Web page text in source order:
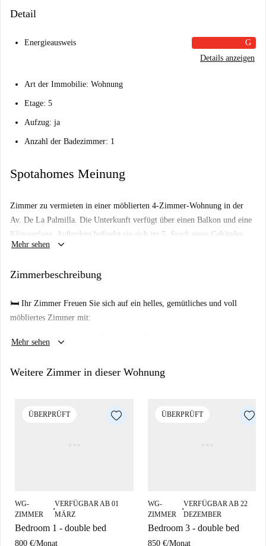
Detail
Energieausweis
G
Details anzeigen
Art der Immobilie: Wohnung
Etage: 5
Aufzug: ja
Anzahl der Badezimmer: 1
Spotahomes Meinung
Zimmer zu vermieten in einer möblierten 4-Zimmer-Wohnung in der
Av. De La Palmilla. Die Unterkunft verfügt über einen Balkon und eine
Klimaanlage. Außerdem befindet sie sich im 5. Stock eines Gebäudes
mit Aufzug.
bietet eine moderne und einladende Atmosphäre für Ihren Aufenthalt in
Annehmlichkeiten und eine fantastische Terrasse mit freiem Blick auf
Málaga!
Mehr sehen keyboard_arrow_down
Zimmerbeschreibung
🛏️ Ihr Zimmer Freuen Sie sich auf ein helles, gemütliches und voll
möbliertes Zimmer mit:
einem bequemen 1,40 x 2,00 m großen Bett, komplett mit Bettwäsche,
einem Schreibtisch und Stuhl an der sonnigsten Stelle des Zimmers, die
gegen eine zusätzliche monatliche Gebühr ist das Zimmer auch für Paare
Mehr sehen keyboard_arrow_down
Weitere Zimmer in dieser Wohnung
ÜBERPRÜFT
WG-
ZIMMER
■
VERFÜGBAR AB 01
MÄRZ
Bedroom 1 - double bed
800 €/Monat
ÜBERPRÜFT
WG-
ZIMMER
■
VERFÜGBAR AB 22
DEZEMBER
Bedroom 3 - double bed
850 €/Monat